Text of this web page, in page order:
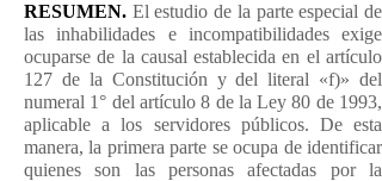
RESUMEN. El estudio de la parte especial de
las inhabilidades e incompatibilidades exige
ocuparse de la causal establecida en el artículo
127 de la Constitución y del literal «f)» del
numeral 1° del artículo 8 de la Ley 80 de 1993,
aplicable a los servidores públicos. De esta
manera, la primera parte se ocupa de identificar
quienes son las personas afectadas por la